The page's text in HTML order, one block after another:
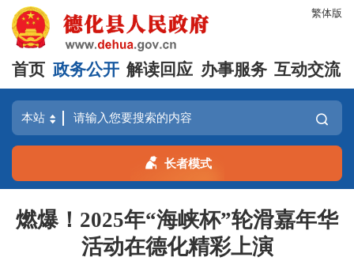
繁体版
首页 政务公开 解读回应 办事服务 互动交流
长者模式
燃爆！2025年“海峡杯”轮滑嘉年华
活动在德化精彩上演